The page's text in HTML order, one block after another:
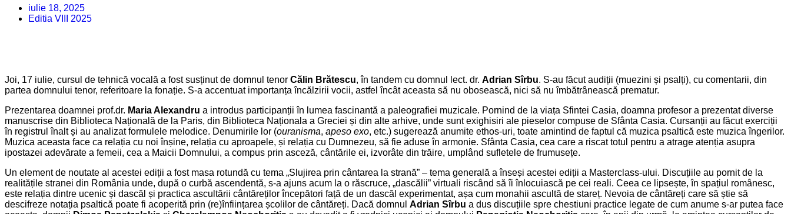
iulie 18, 2025
Editia VIII 2025
Joi, 17 iulie, cursul de tehnică vocală a fost susținut de domnul tenor Călin Brătescu, în tandem cu domnul lect. dr. Adrian Sîrbu. S-au făcut audiții (muezini și psalți), cu comentarii, din
partea domnului tenor, referitoare la fonație. S-a accentuat importanța încălzirii vocii, astfel încât aceasta să nu obosească, nici să nu îmbătrânească prematur.
Prezentarea doamnei prof.dr. Maria Alexandru a introdus participanții în lumea fascinantă a paleografiei muzicale. Pornind de la viața Sfintei Casia, doamna profesor a prezentat diverse
manuscrise din Biblioteca Națională de la Paris, din Biblioteca Naționala a Greciei și din alte arhive, unde sunt exighisiri ale pieselor compuse de Sfânta Casia. Cursanții au făcut exerciții
în registrul înalt și au analizat formulele melodice. Denumirile lor (ouranisma, apeso exo, etc.) sugerează anumite ethos-uri, toate amintind de faptul că muzica psaltică este muzica îngerilor.
Muzica aceasta face ca relația cu noi înșine, relația cu aproapele, și relația cu Dumnezeu, să fie aduse în armonie. Sfânta Casia, cea care a riscat totul pentru a atrage atenția asupra
ipostazei adevărate a femeii, cea a Maicii Domnului, a compus prin asceză, cântările ei, izvorâte din trăire, umplând sufletele de frumusețe.
Un element de noutate al acestei ediții a fost masa rotundă cu tema „Slujirea prin cântarea la strană” – tema generală a înseși acestei ediții a Masterclass-ului. Discuțiile au pornit de la
realitățile stranei din România unde, după o curbă ascendentă, s-a ajuns acum la o răscruce, „dascălii” virtuali riscând să îi înlocuiască pe cei reali. Ceea ce lipsește, în spațiul românesc,
este relația dintre ucenic și dascăl și practica ascultării cântăreților începători față de un dascăl experimentat, așa cum monahii ascultă de stareț. Nevoia de cântăreți care să știe să
descifreze notația psaltică poate fi acoperită prin (re)înființarea școlilor de cântăreți. Dacă domnul Adrian Sîrbu a dus discuțiile spre chestiuni practice legate de cum anume s-ar putea face